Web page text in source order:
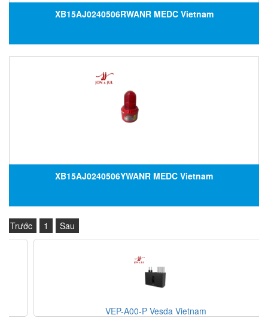
XB15AJ0240506RWANR MEDC Vietnam
XB15AJ0240506YWANR MEDC Vietnam
Trước 1 Sau
VEP-A00-P Vesda Vietnam